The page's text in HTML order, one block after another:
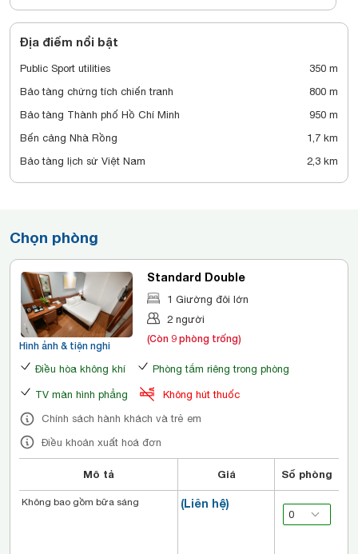
Địa điểm nổi bật
Public Sport utilities
350 m
Bảo tàng chứng tích chiến tranh
800 m
Bảo tàng Thành phố Hồ Chí Minh
950 m
Bến cảng Nhà Rồng
1,7 km
Bảo tàng lịch sử Việt Nam
2,3 km
Chọn phòng
Hình ảnh & tiện nghi
Standard Double
1 Giường đôi lớn
2 người
(Còn 9 phòng trống)
Điều hòa không khí Phòng tắm riêng trong phòng
TV màn hình phẳng
Không hút thuốc
Chính sách hành khách và trẻ em
Điều khoản xuất hoá đơn
Mô tả Giá Số phòng
(Liên hệ)
Không bao gồm bữa sáng